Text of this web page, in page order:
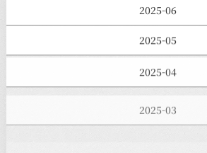
2025-06
2025-05
2025-04
2025-02